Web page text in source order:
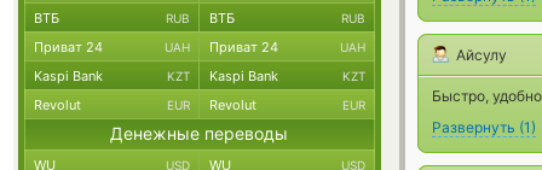
Айсулу
Быстро,
Развернуть (1)
ВТБ RUB ВТБ RUB
Приват 24 UAH Приват 24 UAH
Kaspi Bank KZT Kaspi Bank KZT
Revolut EUR Revolut EUR
Денежные переводы
WU USD WU USD